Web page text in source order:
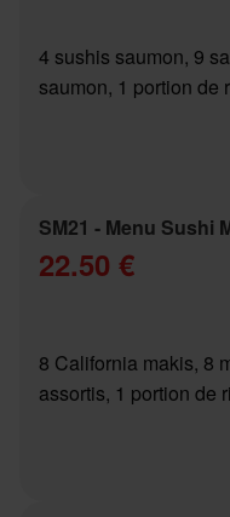
4 sushis saumon, 9
saumon, 1 portion de
SM21 - Menu Sushi
22.50 €
8 California makis, 8
assortis, 1 portion de